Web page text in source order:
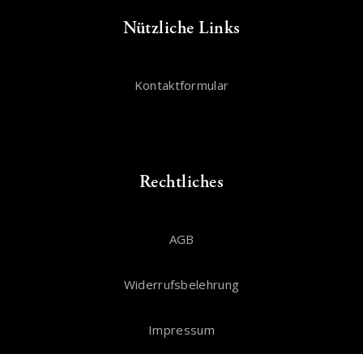
Nützliche Links
Kontaktformular
Rechtliches
AGB
Widerrufsbelehrung
Impressum